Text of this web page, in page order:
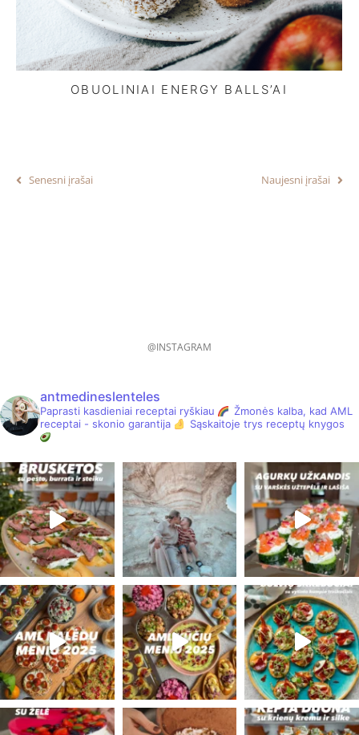
OBUOLINIAI ENERGY BALLS’AI
Senesni įrašai Naujesni įrašai
@INSTAGRAM
antmedineslenteles
Paprasti kasdieniai receptai ryškiau
Žmonės kalba, kad AML
receptai - skonio garantija
Sąskaitoje trys receptų knygos